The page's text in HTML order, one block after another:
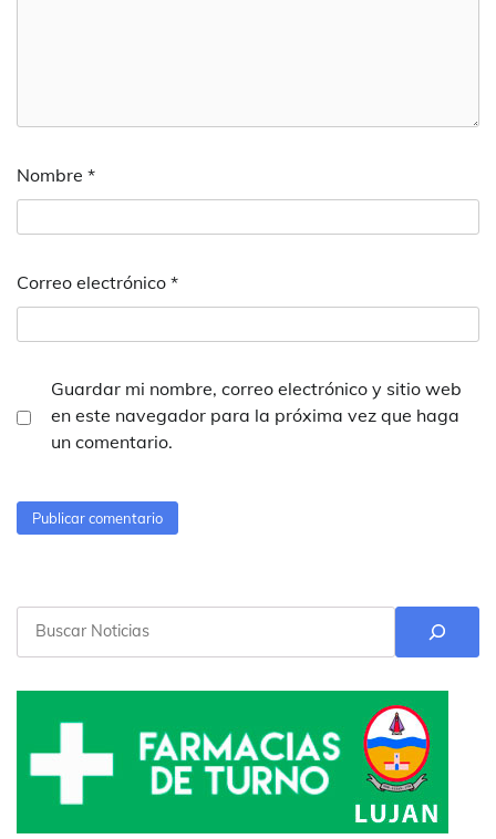
Nombre *
Correo electrónico *
Guardar mi nombre, correo electrónico y sitio web
en este navegador para la próxima vez que haga
un comentario.